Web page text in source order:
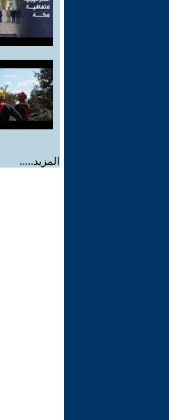
المزيد.....